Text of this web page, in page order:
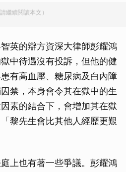
繼續閱讀本文）
英的辯方資深大律師彭耀鴻
中待遇沒有投訴，但他的健
有高血壓、糖尿病及白內障
禁，本身會令其在獄中的生
素的結合下，會增加其在獄
黎先生會比其他人經歷更艱
上也有著一些爭議。彭耀鴻